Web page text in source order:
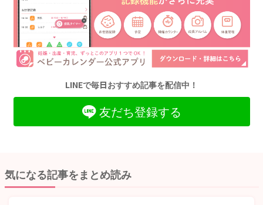
LINEで毎日おすすめ記事を配信中！
友だち登録する
気になる記事をまとめ読み